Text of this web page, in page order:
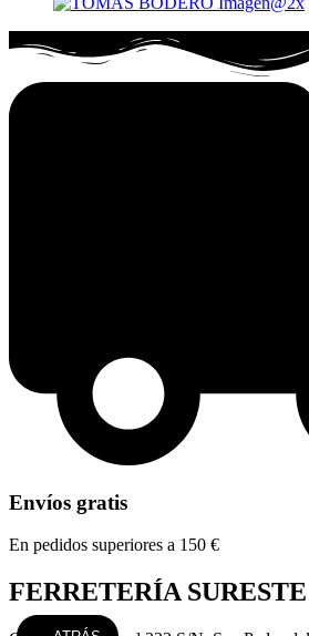
Envíos gratis
En pedidos superiores a 150 €
FERRETERÍA SURESTE